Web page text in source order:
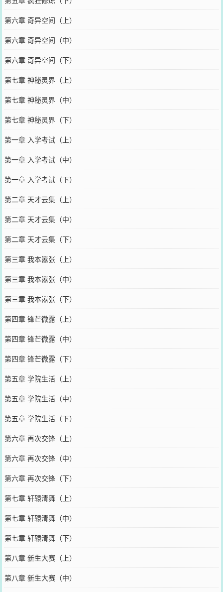
第六章 奇异空间（上）
第六章 奇异空间（中）
第六章 奇异空间（下）
第七章 神秘灵界（上）
第七章 神秘灵界（中）
第七章 神秘灵界（下）
第一章 入学考试（上）
第一章 入学考试（中）
第一章 入学考试（下）
第二章 天才云集（上）
第二章 天才云集（中）
第二章 天才云集（下）
第三章 我本嚣张（上）
第三章 我本嚣张（中）
第三章 我本嚣张（下）
第四章 锋芒微露（上）
第四章 锋芒微露（中）
第四章 锋芒微露（下）
第五章 学院生活（上）
第五章 学院生活（中）
第五章 学院生活（下）
第六章 再次交锋（上）
第六章 再次交锋（中）
第六章 再次交锋（下）
第七章 轩辕清舞（上）
第七章 轩辕清舞（中）
第七章 轩辕清舞（下）
第八章 新生大赛（上）
第八章 新生大赛（中）